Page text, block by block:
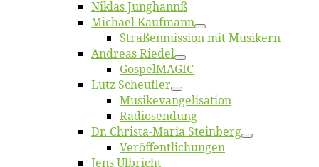
Ni­klas Junghannß
Mi­cha­el Kaufmann
Straßenmis­sion mit Musikern
An­dre­as Riedel
Gos­pel­MA­GIC
Lutz Scheuf­ler
Musikevan­ge­li­sa­tion
Ra­dio­sen­dung
Dr. Chris­­ta-Ma­ria Steinberg
Ver­öf­fent­li­chun­gen
Jens Ulb­richt